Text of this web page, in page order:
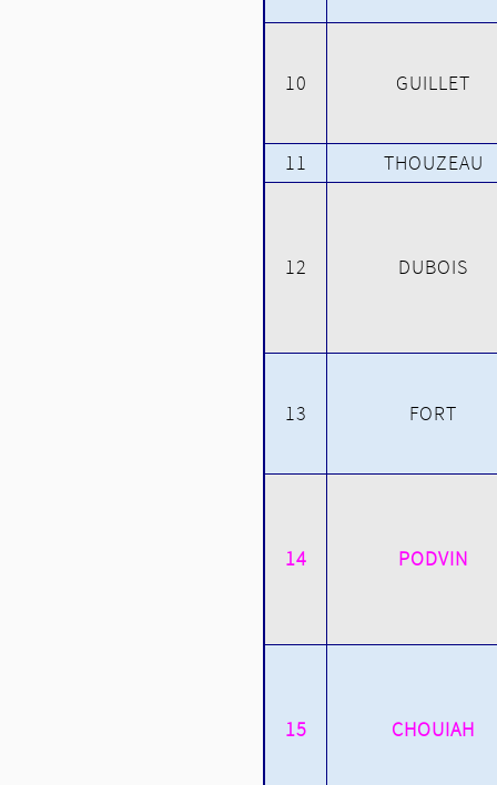
10 GUILLET
11 THOUZEAU
12 DUBOIS
13 FORT
14 PODVIN
15 CHOUIAH